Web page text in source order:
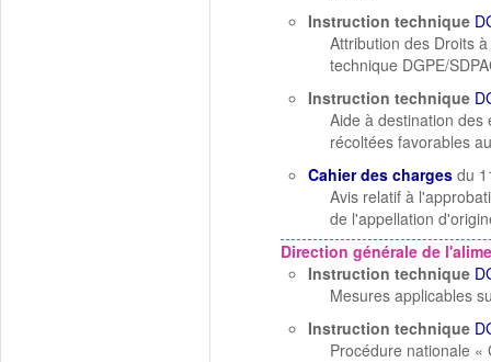
Instruction technique
Attribution des Droits
technique DGPE/
Instruction technique
Aide à destination
récoltées favorables
Cahier des charges du
Avis relatif à
de l'appellation
Direction générale de
Instruction technique
Mesures applicables
Instruction technique
Procédure nationale «